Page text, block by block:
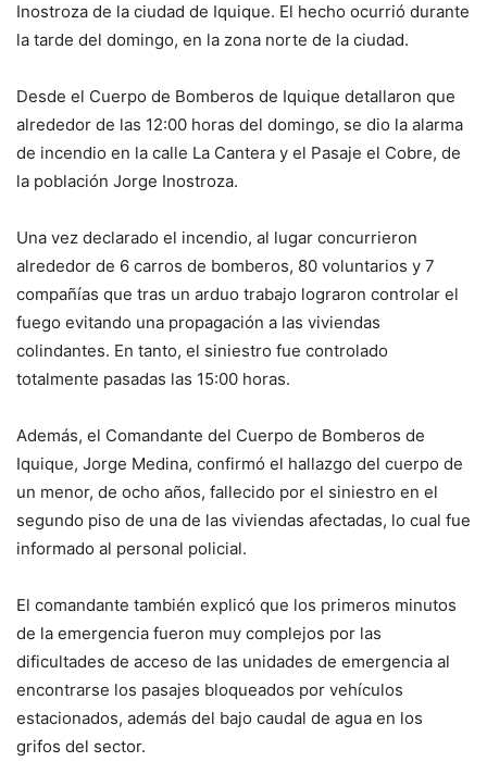
Inostroza de la ciudad de Iquique. El hecho ocurrió durante
la tarde del domingo, en la zona norte de la ciudad.
Desde el Cuerpo de Bomberos de Iquique detallaron que
alrededor de las 12:00 horas del domingo, se dio la alarma
de incendio en la calle La Cantera y el Pasaje el Cobre, de
la población Jorge Inostroza.
Una vez declarado el incendio, al lugar concurrieron
alrededor de 6 carros de bomberos, 80 voluntarios y 7
compañías que tras un arduo trabajo lograron controlar el
fuego evitando una propagación a las viviendas
colindantes. En tanto, el siniestro fue controlado
totalmente pasadas las 15:00 horas.
Además, el Comandante del Cuerpo de Bomberos de
Iquique, Jorge Medina, confirmó el hallazgo del cuerpo de
un menor, de ocho años, fallecido por el siniestro en el
segundo piso de una de las viviendas afectadas, lo cual fue
informado al personal policial.
El comandante también explicó que los primeros minutos
de la emergencia fueron muy complejos por las
dificultades de acceso de las unidades de emergencia al
encontrarse los pasajes bloqueados por vehículos
estacionados, además del bajo caudal de agua en los
grifos del sector.